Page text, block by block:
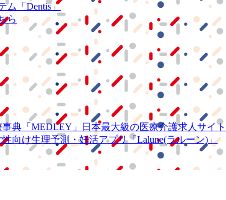
ム
「Dentis」
ら
事典 「MEDLEY」 日本最大級の医療介護求人サイト
性向け生理予測・妊活アプリ「Lalune(ラルーン)」